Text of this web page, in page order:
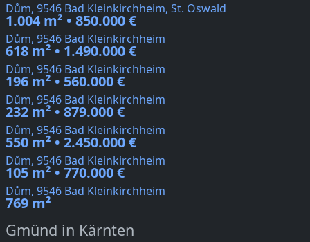
Dům, 9546 Bad Kleinkirchheim, St. Oswald
1.004 m² • 850.000 €
Dům, 9546 Bad Kleinkirchheim
618 m² • 1.490.000 €
Dům, 9546 Bad Kleinkirchheim
196 m² • 560.000 €
Dům, 9546 Bad Kleinkirchheim
232 m² • 879.000 €
Dům, 9546 Bad Kleinkirchheim
550 m² • 2.450.000 €
Dům, 9546 Bad Kleinkirchheim
105 m² • 770.000 €
Dům, 9546 Bad Kleinkirchheim
769 m²
Gmünd in Kärnten